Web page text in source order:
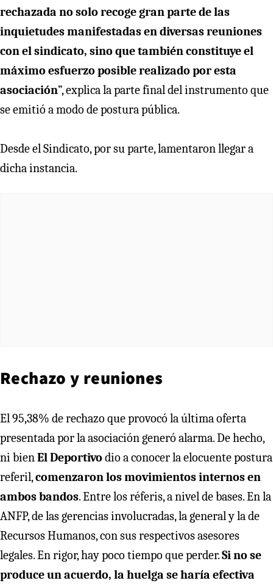
rechazada no solo recoge gran parte de las
inquietudes manifestadas en diversas reuniones
con el sindicato, sino que también constituye el
máximo esfuerzo posible realizado por esta
asociación”, explica la parte final del instrumento que
se emitió a modo de postura pública.
Desde el Sindicato, por su parte, lamentaron llegar a
dicha instancia.
Rechazo y reuniones
El 95,38% de rechazo que provocó la última oferta
presentada por la asociación generó alarma. De hecho,
ni bienEl Deportivo dio a conocer la elocuente postura
referil,comenzaron los movimientos internos en
ambos bandos. Entre los réferis, a nivel de bases. En la
ANFP, de las gerencias involucradas, la general y la de
Recursos Humanos, con sus respectivos asesores
legales. En rigor, hay poco tiempo que perder.Si no se
produce un acuerdo, la huelga se haría efectiva